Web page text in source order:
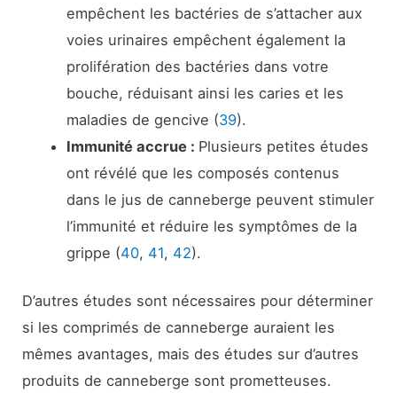
empêchent les bactéries de s’attacher aux
voies urinaires empêchent également la
prolifération des bactéries dans votre
bouche, réduisant ainsi les caries et les
maladies de gencive (39).
Immunité accrue : Plusieurs petites études
ont révélé que les composés contenus
dans le jus de canneberge peuvent stimuler
l’immunité et réduire les symptômes de la
grippe (40, 41, 42).
D’autres études sont nécessaires pour déterminer
si les comprimés de canneberge auraient les
mêmes avantages, mais des études sur d’autres
produits de canneberge sont prometteuses.